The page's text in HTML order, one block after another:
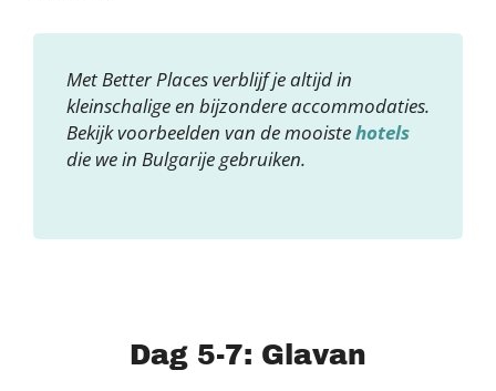
Met Better Places verblijf je altijd in
kleinschalige en bijzondere accommodaties.
Bekijk voorbeelden van de mooistehotels
die we in Bulgarije gebruiken.
Dag 5-7: Glavan